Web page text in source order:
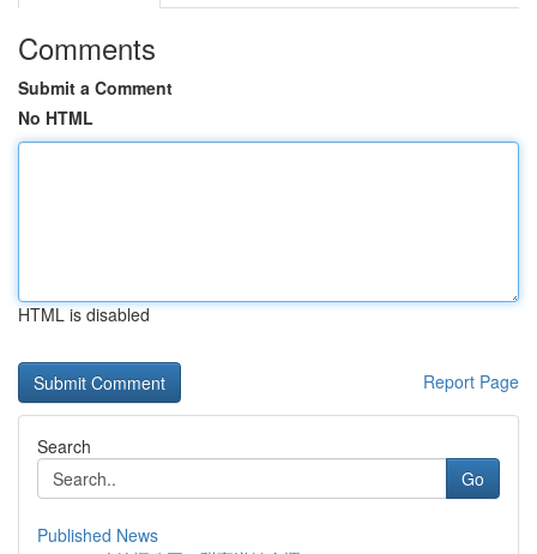
Comments
Submit a Comment
No HTML
HTML is disabled
Report Page
Search
Go
Published News